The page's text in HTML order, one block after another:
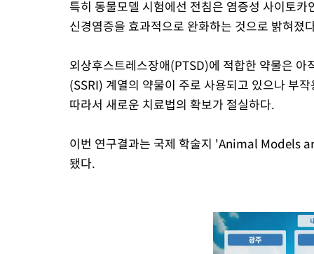
특히 동물모델 시험에선 전침은 염증성 사이토
신경염증을 효과적으로 완화하는 것으로 밝혀졌
외상후스트레스장애(PTSD)에 적합한 약물은
(SSRI) 계열의 약물이 주로 사용되고 있으나 부
따라서 새로운 치료법의 확보가 절실하다.
이번 연구결과는 국제 학술지 'Animal Models
됐다.